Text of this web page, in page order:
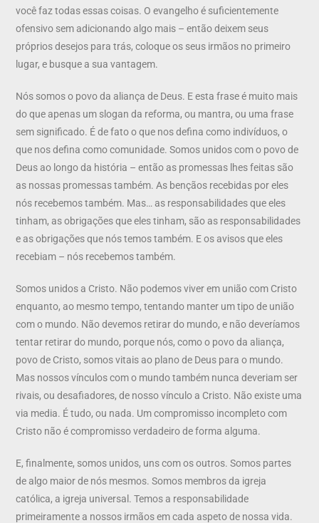
você faz todas essas coisas. O evangelho é suficientemente
ofensivo sem adicionando algo mais – então deixem seus
próprios desejos para trás, coloque os seus irmãos no primeiro
lugar, e busque a sua vantagem.
Nós somos o povo da aliança de Deus. E esta frase é muito mais
do que apenas um slogan da reforma, ou mantra, ou uma frase
sem significado. É de fato o que nos defina como indivíduos, o
que nos defina como comunidade. Somos unidos com o povo de
Deus ao longo da história – então as promessas lhes feitas são
as nossas promessas também. As bençãos recebidas por eles
nós recebemos também. Mas… as responsabilidades que eles
tinham, as obrigações que eles tinham, são as responsabilidades
e as obrigações que nós temos também. E os avisos que eles
recebiam – nós recebemos também.
Somos unidos a Cristo. Não podemos viver em união com Cristo
enquanto, ao mesmo tempo, tentando manter um tipo de união
com o mundo. Não devemos retirar do mundo, e não deveríamos
tentar retirar do mundo, porque nós, como o povo da aliança,
povo de Cristo, somos vitais ao plano de Deus para o mundo.
Mas nossos vínculos com o mundo também nunca deveriam ser
rivais, ou desafiadores, de nosso vínculo a Cristo. Não existe uma
via media. É tudo, ou nada. Um compromisso incompleto com
Cristo não é compromisso verdadeiro de forma alguma.
E, finalmente, somos unidos, uns com os outros. Somos partes
de algo maior de nós mesmos. Somos membros da igreja
católica, a igreja universal. Temos a responsabilidade
primeiramente a nossos irmãos em cada aspeto de nossa vida.